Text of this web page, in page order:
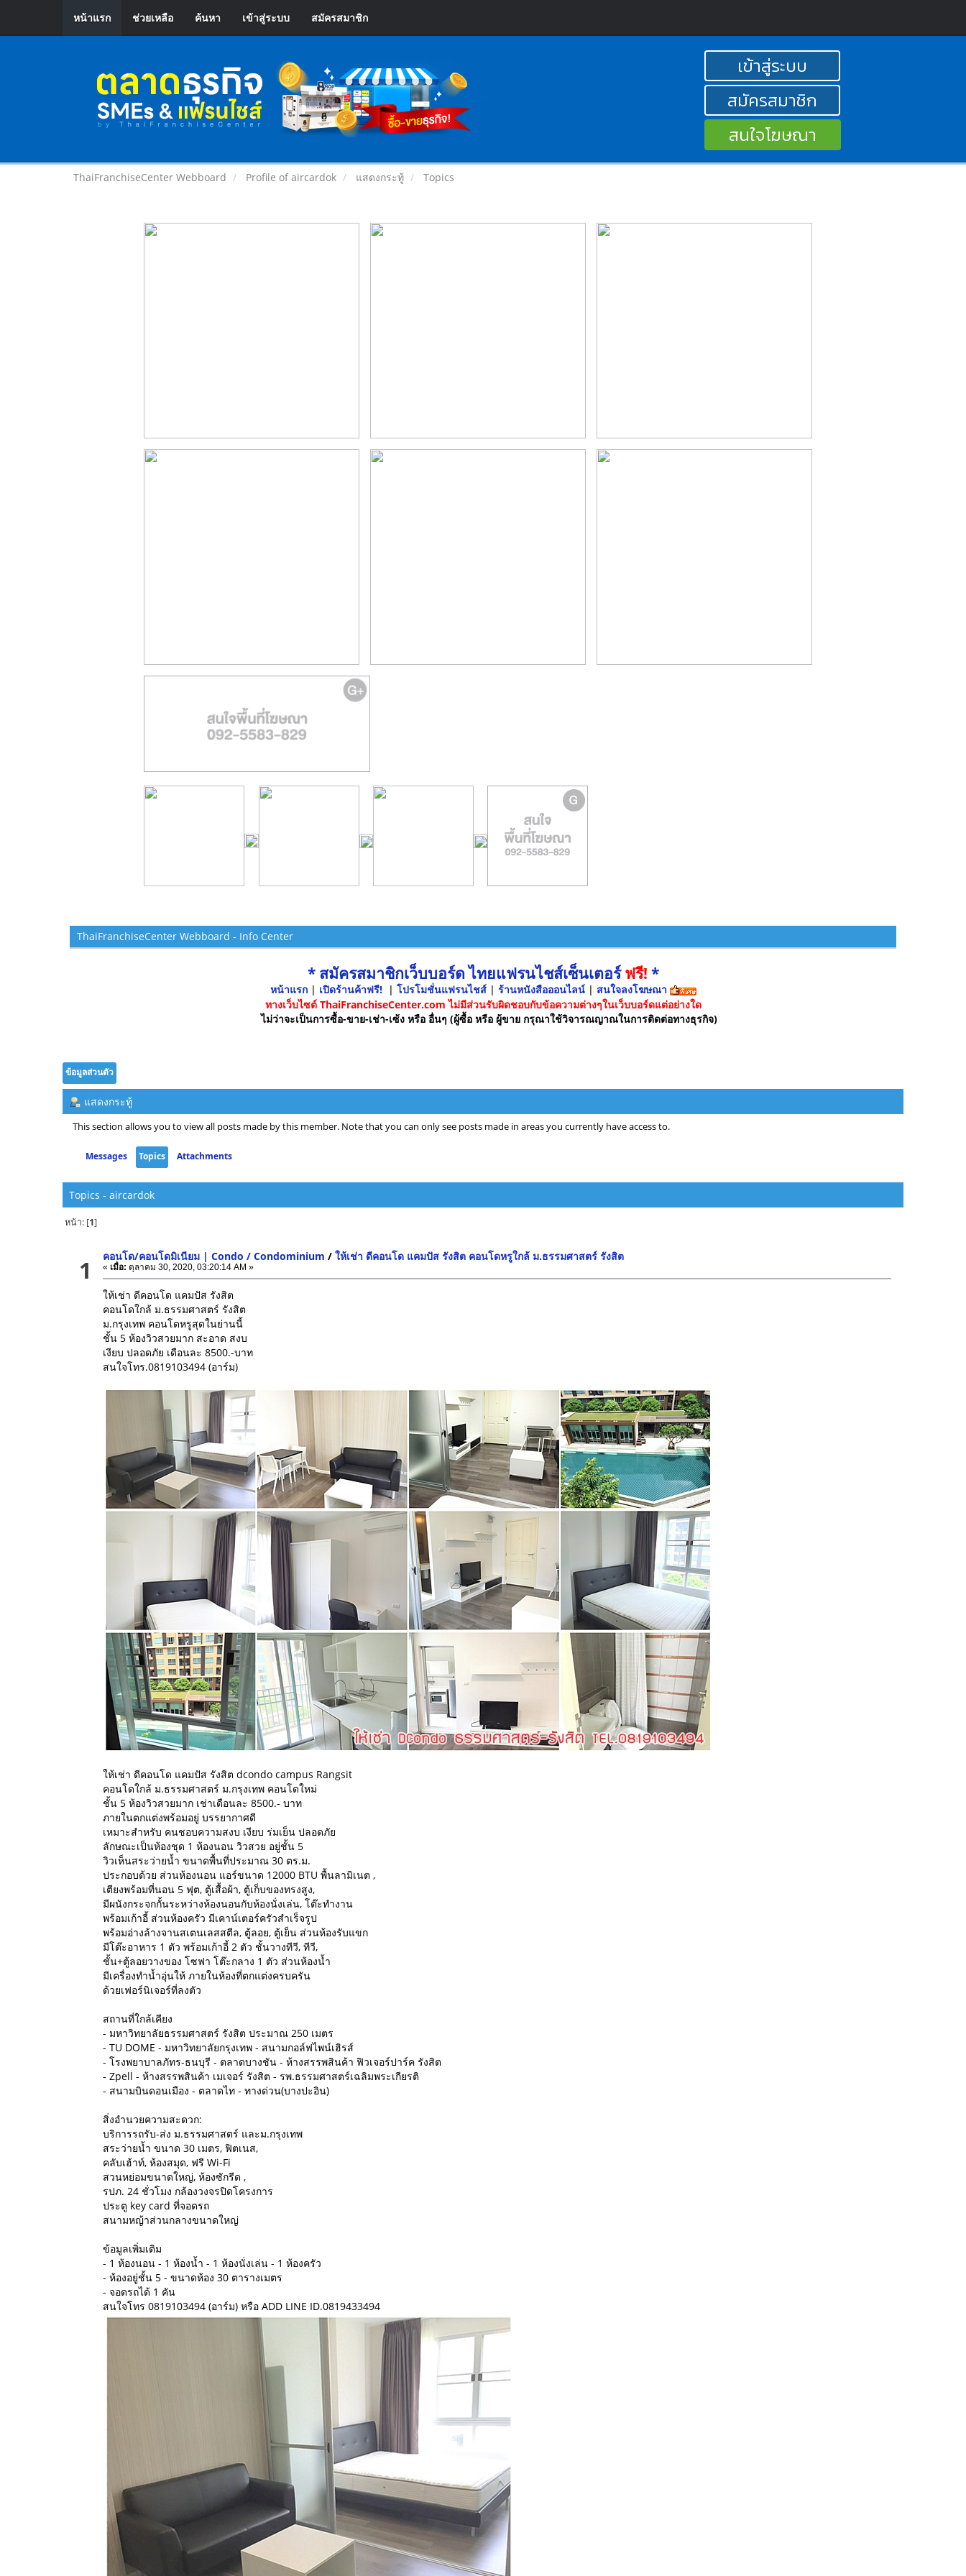
หน้าแรก ช่วยเหลือ ค้นหา เข้าสู่ระบบ สมัครสมาชิก
เข้าสู่ระบบ
สมัครสมาชิก
สนใจโฆษณา
ThaiFranchiseCenter Webboard Profile of aircardok แสดงกระทู้ Topics
ThaiFranchiseCenter Webboard - Info Center
* สมัครสมาชิกเว็บบอร์ด ไทยแฟรนไชส์เซ็นเตอร์ฟรี! *
หน้าแรก| เปิดร้านค้าฟรี! | โปรโมชั่นแฟรนไชส์ | ร้านหนังสือออนไลน์ | สนใจลงโฆษณา
ทางเว็บไซต์ ThaiFranchiseCenter.com ไม่มีส่วนรับผิดชอบกับข้อความต่างๆในเว็บบอร์ดแต่อย่างใด
ไม่ว่าจะเป็นการซื้อ-ขาย-เช่า-เซ้ง หรือ อื่นๆ (ผู้ซื้อ หรือ ผู้ขาย กรุณาใช้วิจารณญาณในการติดต่อทางธุรกิจ)
ข้อมูลส่วนตัว
แสดงกระทู้
This section allows you to view all posts made by this member. Note that you can only see posts made in areas you currently have access to.
Messages Topics Attachments
Topics - aircardok
หน้า: [1]
1 คอนโด/คอนโดมิเนียม | Condo / Condominium /ให้เช่า ดีคอนโด แคมปัส รังสิต คอนโดหรูใกล้ ม.ธรรมศาสตร์ รังสิต
« เมื่อ: ตุลาคม 30, 2020, 03:20:14 AM »
ให้เช่า ดีคอนโด แคมปัส รังสิต
คอนโดใกล้ ม.ธรรมศาสตร์ รังสิต
ม.กรุงเทพ คอนโดหรูสุดในย่านนี้
ชั้น 5 ห้องวิวสวยมาก สะอาด สงบ
เงียบ ปลอดภัย เดือนละ 8500.-บาท
สนใจโทร.0819103494 (อาร์ม)
ให้เช่า ดีคอนโด แคมปัส รังสิต dcondo campus Rangsit
คอนโดใกล้ ม.ธรรมศาสตร์ ม.กรุงเทพ คอนโดใหม่
ชั้น 5 ห้องวิวสวยมาก เช่าเดือนละ 8500.- บาท
ภายในตกแต่งพร้อมอยู่ บรรยากาศดี
เหมาะสำหรับ คนชอบความสงบ เงียบ ร่มเย็น ปลอดภัย
ลักษณะเป็นห้องชุด 1 ห้องนอน วิวสวย อยู่ชั้น 5
วิวเห็นสระว่ายน้ำ ขนาดพื้นที่ประมาณ 30 ตร.ม.
ประกอบด้วย ส่วนห้องนอน แอร์ขนาด 12000 BTU พื้นลามิเนต ,
เตียงพร้อมที่นอน 5 ฟุต, ตู้เสื้อผ้า, ตู้เก็บของทรงสูง,
มีผนังกระจกกั้นระหว่างห้องนอนกับห้องนั่งเล่น, โต๊ะทำงาน
พร้อมเก้าอี้ ส่วนห้องครัว มีเคาน์เตอร์ครัวสำเร็จรูป
พร้อมอ่างล้างจานสเตนเลสสตีล, ตู้ลอย, ตู้เย็น ส่วนห้องรับแขก
มีโต๊ะอาหาร 1 ตัว พร้อมเก้าอี้ 2 ตัว ชั้นวางทีวี, ทีวี,
ชั้น+ตู้ลอยวางของ โซฟา โต๊ะกลาง 1 ตัว ส่วนห้องน้ำ
มีเครื่องทำน้ำอุ่นให้ ภายในห้องที่ตกแต่งครบครัน
ด้วยเฟอร์นิเจอร์ที่ลงตัว
สถานที่ใกล้เคียง
- มหาวิทยาลัยธรรมศาสตร์ รังสิต ประมาณ 250 เมตร
- TU DOME - มหาวิทยาลัยกรุงเทพ - สนามกอล์ฟไพน์เฮิรส์
- โรงพยาบาลภัทร-ธนบุรี - ตลาดบางชัน - ห้างสรรพสินค้า ฟิวเจอร์ปาร์ค รังสิต
- Zpell - ห้างสรรพสินค้า เมเจอร์ รังสิต - รพ.ธรรมศาสตร์เฉลิมพระเกียรติ
- สนามบินดอนเมือง - ตลาดไท - ทางด่วน(บางปะอิน)
สิ่งอำนวยความสะดวก:
บริการรถรับ-ส่ง ม.ธรรมศาสตร์ และม.กรุงเทพ
สระว่ายน้ำ ขนาด 30 เมตร, ฟิตเนส,
คลับเฮ้าท์, ห้องสมุด, ฟรี Wi-Fi
สวนหย่อมขนาดใหญ่, ห้องซักรีด ,
รปภ. 24 ชั่วโมง กล้องวงจรปิดโครงการ
ประตู key card ที่จอดรถ
สนามหญ้าส่วนกลางขนาดใหญ่
ข้อมูลเพิ่มเติม
- 1 ห้องนอน - 1 ห้องน้ำ - 1 ห้องนั่งเล่น - 1 ห้องครัว
- ห้องอยู่ชั้น 5 - ขนาดห้อง 30 ตารางเมตร
- จอดรถได้ 1 คัน
สนใจโทร 0819103494 (อาร์ม) หรือ ADD LINE ID.0819433494